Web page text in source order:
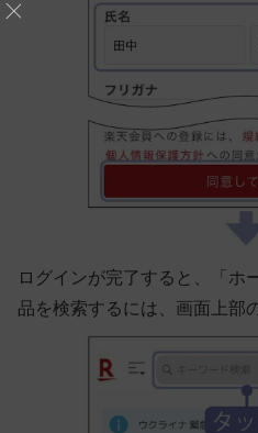
ログインが完了すると、「ホ
品を検索するには、画面上部